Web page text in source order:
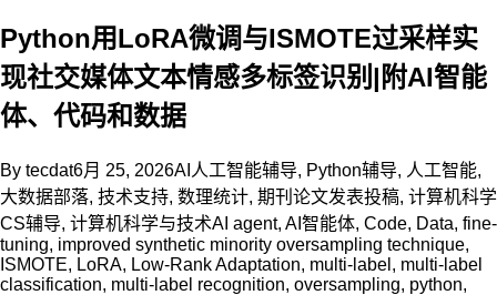
Python用LoRA微调与ISMOTE过采样实
现社交媒体文本情感多标签识别|附AI智能
体、代码和数据
By tecdat6月 25, 2026AI人工智能辅导, Python辅导, 人工智能,
大数据部落, 技术支持, 数理统计, 期刊论文发表投稿, 计算机科学
CS辅导, 计算机科学与技术AI agent, AI智能体, Code, Data, fine-
tuning, improved synthetic minority oversampling technique,
ISMOTE, LoRA, Low-Rank Adaptation, multi-label , multi-label
classification, multi-label recognition, oversampling, python,